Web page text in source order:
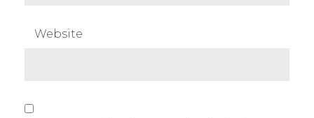
Website